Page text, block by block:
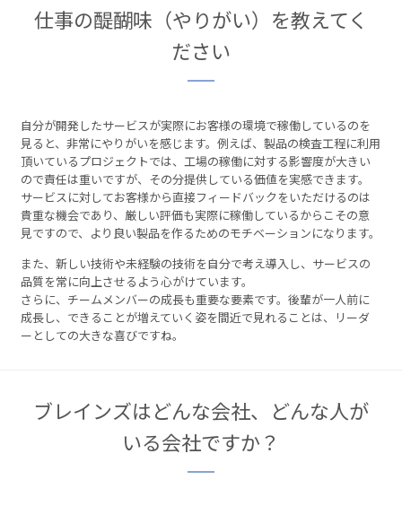
仕事の醍醐味（やりがい）を教えてく
ださい
自分が開発したサービスが実際にお客様の環境で稼働しているのを
見ると、非常にやりがいを感じます。例えば、製品の検査工程に利用
頂いているプロジェクトでは、工場の稼働に対する影響度が大きい
ので責任は重いですが、その分提供している価値を実感できます。
サービスに対してお客様から直接フィードバックをいただけるのは
貴重な機会であり、厳しい評価も実際に稼働しているからこその意
見ですので、より良い製品を作るためのモチベーションになります。
また、新しい技術や未経験の技術を自分で考え導入し、サービスの
品質を常に向上させるよう心がけています。
さらに、チームメンバーの成長も重要な要素です。後輩が一人前に
成長し、できることが増えていく姿を間近で見れることは、リーダ
ーとしての大きな喜びですね。
ブレインズはどんな会社、どんな人が
いる会社ですか？